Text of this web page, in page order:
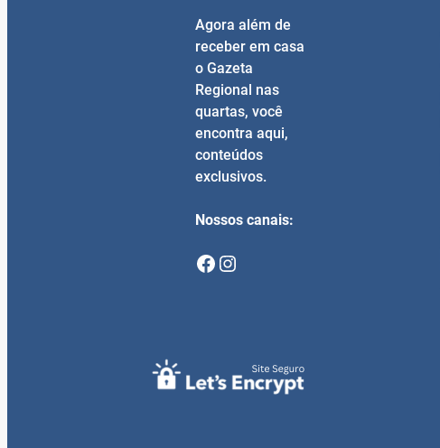
Agora além de
receber em casa
o Gazeta
Regional nas
quartas, você
encontra aqui,
conteúdos
exclusivos.
Nossos canais:
Facebook Instagram